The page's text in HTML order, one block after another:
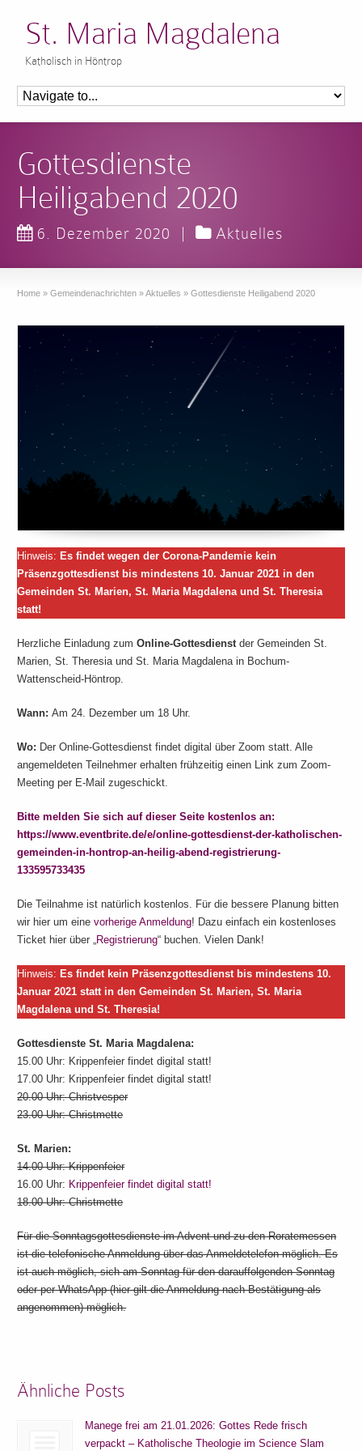
St. Maria Magdalena
Katholisch in Höntrop
Gottesdienste
Heiligabend 2020
6. Dezember 2020 | Aktuelles
Home » Gemeindenachrichten »Aktuelles » Gottesdienste Heiligabend 2020
Hinweis: Es findet wegen der Corona-Pandemie kein
Präsenzgottesdienst bis mindestens 10. Januar 2021 in den
Gemeinden St. Marien, St. Maria Magdalena und St. Theresia
statt!
Herzliche Einladung zumOnline-Gottesdienstder Gemeinden St.
Marien, St. Theresia und St. Maria Magdalena in Bochum-
Wattenscheid-Höntrop.
Wann: Am 24. Dezember um 18 Uhr.
Wo: Der Online-Gottesdienst findet digital über Zoom statt. Alle
angemeldeten Teilnehmer erhalten frühzeitig einen Link zum Zoom-
Meeting per E-Mail zugeschickt.
Bitte melden Sie sich auf dieser Seite kostenlos an:
https://www.eventbrite.de/e/online-gottesdienst-der-katholischen-
gemeinden-in-hontrop-an-heilig-abend-registrierung-
133595733435
Die Teilnahme ist natürlich kostenlos. Für die bessere Planung bitten
wir hier um einevorherige Anmeldung! Dazu einfach ein kostenloses
Ticket hier über „Registrierung“ buchen. Vielen Dank!
Hinweis: Es findet kein Präsenzgottesdienst bis mindestens 10.
Januar 2021 statt in den Gemeinden St. Marien, St. Maria
Magdalena und St. Theresia!
Gottesdienste St. Maria Magdalena:
15.00 Uhr: Krippenfeier findet digital statt!
17.00 Uhr: Krippenfeier findet digital statt!
20.00 Uhr: Christvesper
23.00 Uhr: Christmette
St. Marien:
14.00 Uhr: Krippenfeier
16.00 Uhr: Krippenfeier findet digital statt!
18.00 Uhr: Christmette
Für die Sonntagsgottesdienste im Advent und zu den Roratemessen
ist die telefonische Anmeldung über das Anmeldetelefon möglich. Es
ist auch möglich, sich am Sonntag für den darauffolgenden Sonntag
oder per WhatsApp (hier gilt die Anmeldung nach Bestätigung als
angenommen) möglich.
Ähnliche Posts
Manege frei am 21.01.2026: Gottes Rede frisch
verpackt – Katholische Theologie im Science Slam